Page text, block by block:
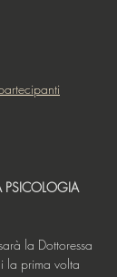
PSICOLOGIA
la Dottoressa
la prima volta